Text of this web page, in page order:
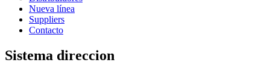
Nueva línea
Suppliers
Contacto
Sistema direccion